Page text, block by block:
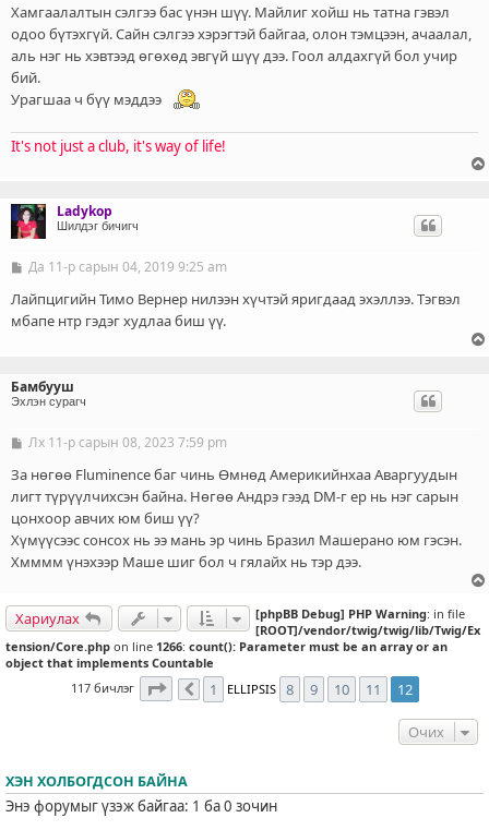
ч
э
г
Хамгаалалтын сэлгээ бас үнэн шүү. Майлиг хойш нь татна гэвэл
одоо бүтэхгүй. Сайн сэлгээ хэрэгтэй байгаа, олон тэмцээн, ачаалал,
аль нэг нь хэвтээд өгөхөд эвгүй шүү дээ. Гоол алдахгүй бол учир
бий.
Урагшаа ч бүү мэддээ
It's not just a club, it's way of life!
Ladykop
Шилдэг бичигч
Б
ч
л
э
Да 11-р сарын 04, 2019 9:25 am
Лайпцигийн Тимо Вернер нилээн хүчтэй яригдаад эхэллээ. Тэгвэл
мбапе нтр гэдэг худлаа биш үү.
Бамбууш
Эхлэн сурагч
Б
ч
э
г
Лх 11-р сарын 08, 2023 7:59 pm
За нөгөө Fluminence баг чинь Өмнөд Америкийнхаа Аваргуудын
лигт түрүүлчихсэн байна. Нөгөө Андрэ гээд DM-г ер нь нэг сарын
цонхоор авчих юм биш үү?
Хүмүүсээс сонсох нь ээ мань эр чинь Бразил Машерано юм гэсэн.
Хмммм үнэхээр Маше шиг бол ч гялайх нь тэр дээ.
Хариулах [phpBB Debug] PHP Warning: in file
[ROOT]/vendor/twig/twig/lib/Twig/Ex
tension/Core.php on line 1266: count(): Parameter must be an array or an
object that implements Countable
117 бичлэг
12 хуудасны12дахь нь
Өмнөх
1 ELLIPSIS 8 9 10 11 12
Очих
ХЭН ХОЛБОГДСОН БАЙНА
Энэ форумыг үзэж байгаа: 1 ба 0 зочин